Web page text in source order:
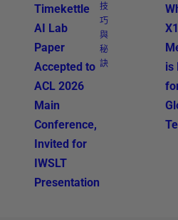
Timekettle
AI Lab
Paper
Accepted to
ACL 2026
Main
Conference,
Invited for
IWSLT
Presentation
技
巧
與
秘
訣
X1
is